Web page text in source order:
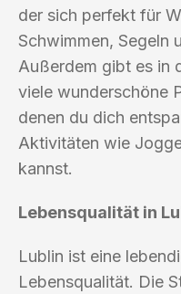
der sich perfekt für
Schwimmen, Segeln
Außerdem gibt es in
viele wunderschöne
denen du dich
Aktivitäten wie
kannst.
Lebensqualität in
Lublin ist eine
Lebensqualität. Die